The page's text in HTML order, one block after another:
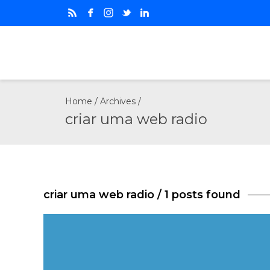
Home / Archives /
criar uma web radio
criar uma web radio / 1 posts found